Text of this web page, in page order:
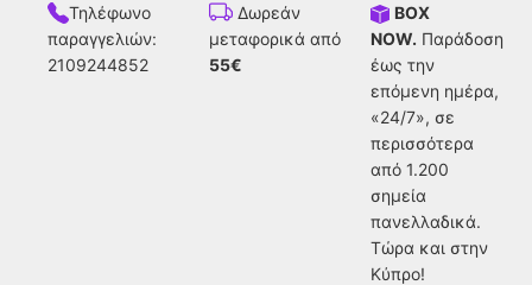
Τηλέφωνο
παραγγελιών:
2109244852
Δωρεάν
μεταφορικά από
55€
BOX
NOW. Παράδοση
έως την
επόμενη ημέρα,
«24/7», σε
περισσότερα
από 1.200
σημεία
πανελλαδικά.
Tώρα και στην
Κύπρο!